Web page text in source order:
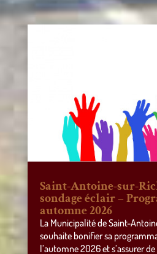
Saint-Antoine-sur-
sondage éclair –
automne 2026
La Municipalité de Saint-
souhaite bonifier sa
l’automne 2026 et s’assurer